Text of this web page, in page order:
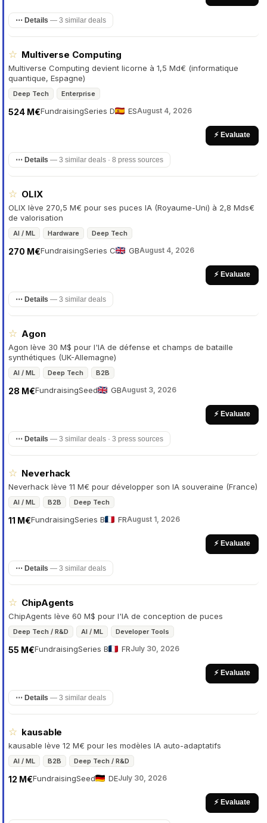
⋯ Details — 3 similar deals
☆ Multiverse Computing
Multiverse Computing devient licorne à 1,5 Md€ (informatique
quantique, Espagne)
Deep Tech Enterprise
Fundraising
524 M€ Series D ESAugust 4, 2026
⚡ Evaluate
⋯ Details — 3 similar deals · 8 press sources
☆ OLIX
OLIX lève 270,5 M€ pour ses puces IA (Royaume-Uni) à 2,8 Mds€
de valorisation
AI / ML Hardware Deep Tech
Fundraising
270 M€ Series C GBAugust 4, 2026
⚡ Evaluate
⋯ Details — 3 similar deals
☆ Agon
Agon lève 30 M$ pour l'IA de défense et champs de bataille
synthétiques (UK-Allemagne)
AI / ML Deep Tech B2B
Fundraising
28 M€ Seed GBAugust 3, 2026
⚡ Evaluate
⋯ Details — 3 similar deals · 3 press sources
☆ Neverhack
Neverhack lève 11 M€ pour développer son IA souveraine (France)
AI / ML B2B Deep Tech
Fundraising
11 M€ Series B FRAugust 1, 2026
⚡ Evaluate
⋯ Details — 3 similar deals
☆ ChipAgents
ChipAgents lève 60 M$ pour l'IA de conception de puces
Deep Tech / R&D AI / ML Developer Tools
Fundraising
55 M€ Series B FRJuly 30, 2026
⚡ Evaluate
⋯ Details — 3 similar deals
☆ kausable
kausable lève 12 M€ pour les modèles IA auto-adaptatifs
AI / ML B2B Deep Tech / R&D
Fundraising
12 M€ Seed DEJuly 30, 2026
⚡ Evaluate